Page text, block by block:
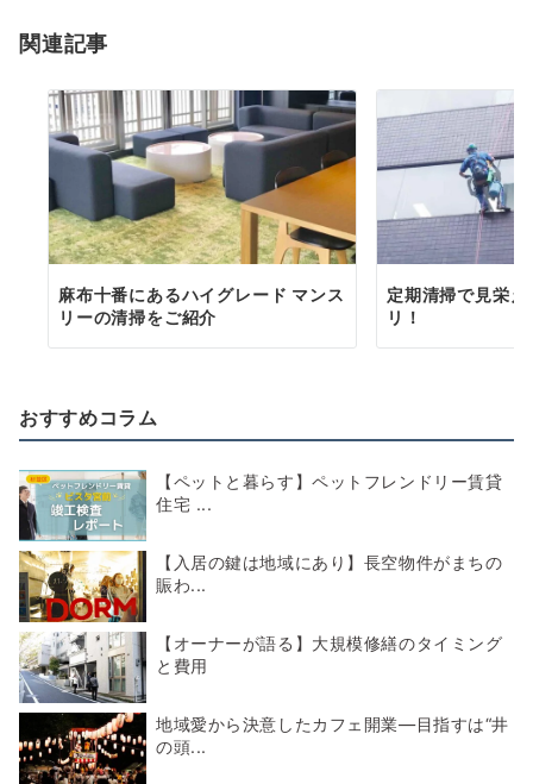
ョ
ン
関連記事
麻布十番にあるハイグレード マンス
リーの清掃をご紹介
定期清掃で見栄
リ！
おすすめコラム
【ペットと暮らす】ペットフレンドリー賃貸
住宅 ...
【入居の鍵は地域にあり】長空物件がまちの
賑わ...
【オーナーが語る】大規模修繕のタイミング
と費用
地域愛から決意したカフェ開業―目指すは“井
の頭...